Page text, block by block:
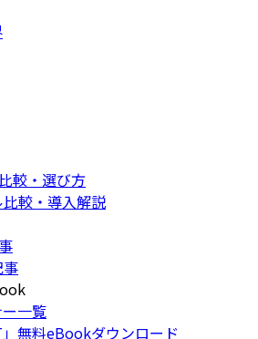
較・選び方
比較・導入解説
事
一覧
無料eBookダウンロード